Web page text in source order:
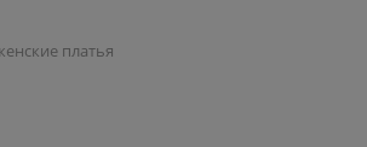
платья